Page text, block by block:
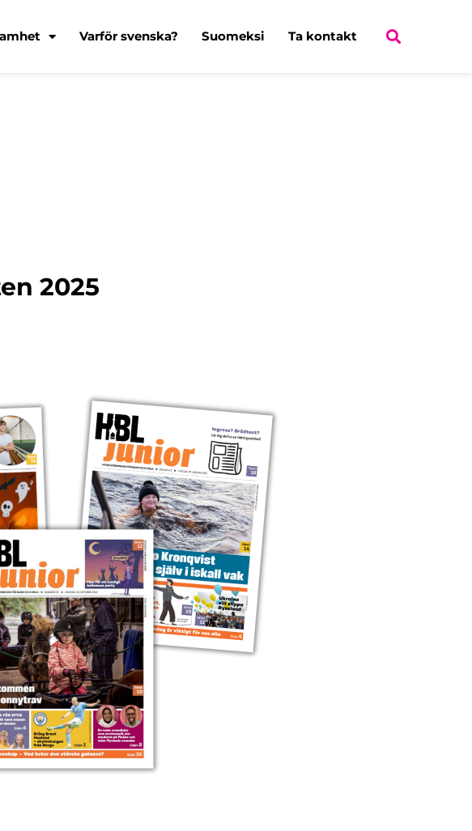
Varför svenska? Suomeksi Ta kontakt
2025